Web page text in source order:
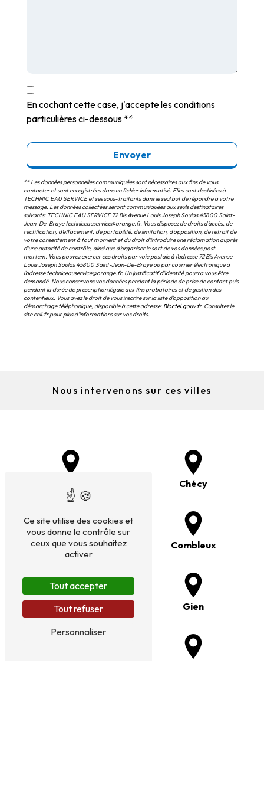
En cochant cette case, j'accepte les conditions
particulières ci-dessous **
Envoyer
** Les données personnelles communiquées sont nécessaires aux fins de vous
contacter et sont enregistrées dans un fichier informatisé. Elles sont destinées à
TECHNIC EAU SERVICE et ses sous-traitants dans le seul but de répondre à votre
message. Les données collectées seront communiquées aux seuls destinataires
suivants: TECHNIC EAU SERVICE 72 Bis Avenue Louis Joseph Soulas 45800 Saint-
Jean-De-Braye techniceauservice@orange.fr. Vous disposez de droits d’accès, de
rectification, d’effacement, de portabilité, de limitation, d’opposition, de retrait de
votre consentement à tout moment et du droit d’introduire une réclamation auprès
d’une autorité de contrôle, ainsi que d’organiser le sort de vos données post-
mortem. Vous pouvez exercer ces droits par voie postale à l'adresse 72 Bis Avenue
Louis Joseph Soulas 45800 Saint-Jean-De-Braye ou par courrier électronique à
l'adresse techniceauservice@orange.fr. Un justificatif d'identité pourra vous être
demandé. Nous conservons vos données pendant la période de prise de contact puis
pendant la durée de prescription légale aux fins probatoires et de gestion des
contentieux. Vous avez le droit de vous inscrire sur la liste d'opposition au
démarchage téléphonique, disponible à cette adresse: Bloctel.gouv.fr. Consultez le
site cnil.fr pour plus d’informations sur vos droits.
Nous intervenons sur ces villes
Chécy
Boigny-sur-Bionne Combleux
Rebréchien Gien
Ce site utilise des cookies et
vous donne le contrôle sur
ceux que vous souhaitez
activer
Tout accepter
Tout refuser
Personnaliser